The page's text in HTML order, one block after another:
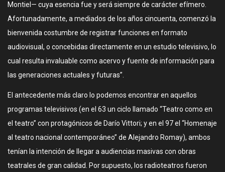
Montiel— cuya esencia fue y será siempre de carácter efímero.
Afortunadamente, a mediados de los años cincuenta, comenzó la
bienvenida costumbre de registrar funciones en formato
audiovisual, o concebidas directamente en un estudio televisivo, lo
cual resulta invaluable como acervo y fuente de información para
las generaciones actuales y futuras”.
El antecedente más claro lo podemos encontrar en aquellos
programas televisivos (en el 63 un ciclo llamado “Teatro como en
el teatro” con protagónicos de Darío Vittori; y en el 97 el “Homenaje
al teatro nacional contemporáneo” de Alejandro Romay), ambos
tenían la intención de llegar a audiencias masivas con obras
teatrales de gran calidad. Por supuesto, los radioteatros fueron